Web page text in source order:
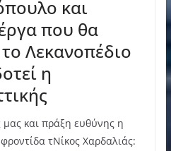
και
που θα
Λεκανοπέδιο
η
μας και πράξη ευθύνης η
τΝίκος Χαρδαλιάς: